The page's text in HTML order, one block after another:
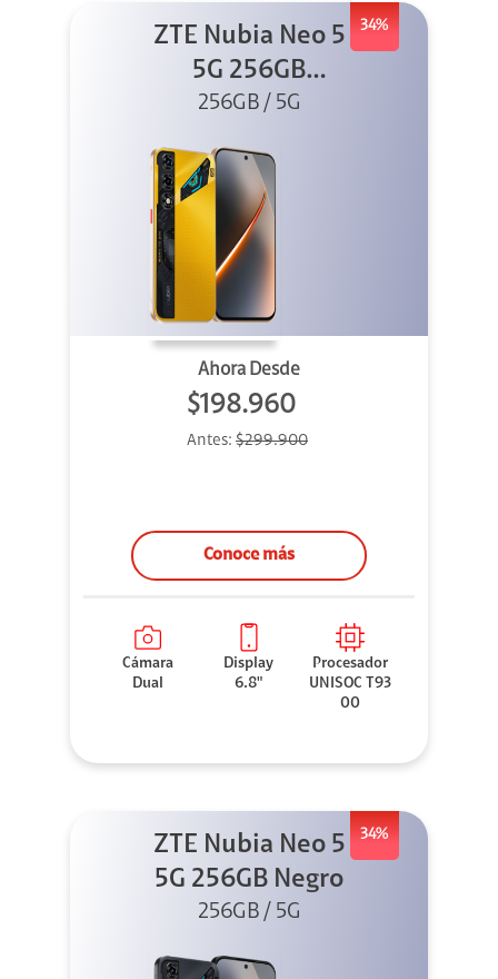
34%
ZTE Nubia Neo 5
5G 256GB
Dorado
256GB / 5G
Ahora Desde
$198.960
Antes: $299.900
Conoce más
Cámara
Dual
Display
6.8"
Procesador
UNISOC T93
00
34%
ZTE Nubia Neo 5
5G 256GB Negro
256GB / 5G